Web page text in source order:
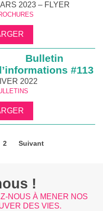
2023 – FLYER
Bulletin
#113
2022
2 Suivant
!
NOUS À MENER NOS
DES VIES.